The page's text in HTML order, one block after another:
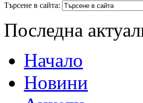
Търсене в сайта:
Последна
Начало
Новини